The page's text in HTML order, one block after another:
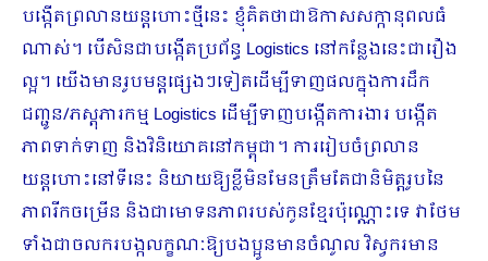
បង្កើតព្រលានយន្តហោះថ្មីនេះ ខ្ញុំគិតថាជាឱកាសសក្កានុពលធំ
ណាស់។ បើសិនជាបង្កើតប្រព័ន្ធ Logistics នៅកន្លែងនេះជារឿង
ល្អ។ យើងមានរូបមន្តផ្សេងៗទៀតដើម្បីទាញផលក្នុងការដឹក
ជញ្ជូន/ភស្តុភារកម្ម Logistics ដើម្បីទាញបង្កើតការងារ បង្កើត
ភាពទាក់ទាញ និងវិនិយោគនៅកម្ពុជា។ ការរៀបចំព្រលាន
យន្តហោះនៅទីនេះ និយាយឱ្យខ្លីមិនមែនត្រឹមតែជានិមិត្តរូបនៃ
ភាពរីកចម្រើន និងជាមោទនភាពរបស់កូនខ្មែរប៉ុណ្ណោះទេ វាថែម
ទាំងជាចលករបង្កលក្ខណៈឱ្យបងប្អូនមានចំណូល វិស្វករមាន